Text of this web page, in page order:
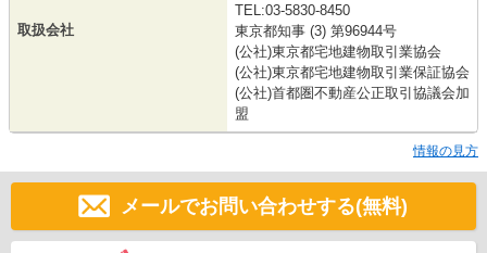
取扱会社
TEL:03-5830-8450
東京都知事 (3) 第96944号
(公社)東京都宅地建物取引業協会
(公社)東京都宅地建物取引業保証協会
(公社)首都圏不動産公正取引協議会加
盟
情報の見方
メールでお問い合わせする(無料)